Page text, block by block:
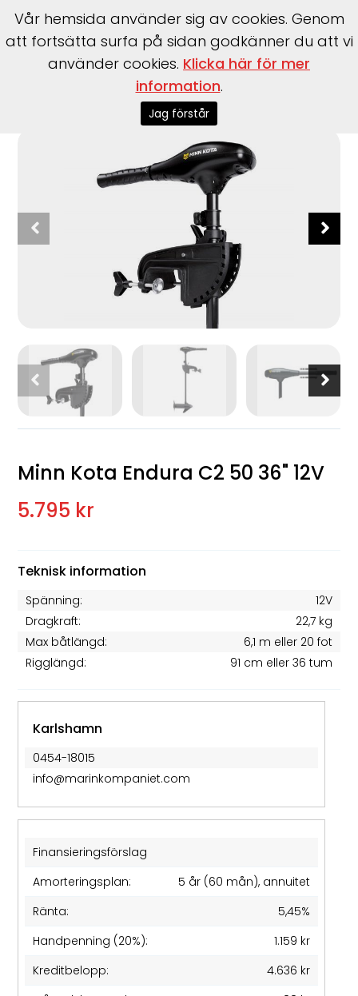
Elmotorer>Minn Kota
Minn Kota Endura C2 50 36" 12V
5.795 kr
Teknisk information
Spänning:
12V
Dragkraft:
22,7 kg
Max båtlängd:
6,1 m eller 20 fot
Rigglängd:
91 cm eller 36 tum
Karlshamn
0454-18015
info@marinkompaniet.com
Finansieringsförslag
Amorteringsplan:
5 år (60 mån), annuitet
Ränta:
5,45%
Handpenning (20%):
1.159 kr
Kreditbelopp:
4.636 kr
Vår hemsida använder sig av cookies. Genom
att fortsätta surfa på sidan godkänner du att vi
använder cookies. Klicka här för mer
information.
Jag förstår